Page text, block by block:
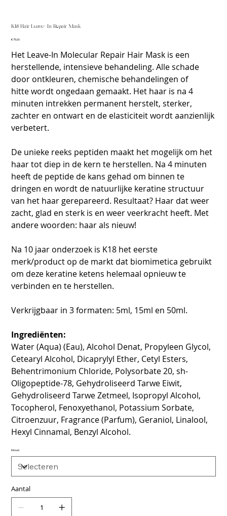
K18 Hair Leave- In Repair Mask
Prijs
€ 75,00
Het Leave-In Molecular Repair Hair Mask is een
herstellende, intensieve behandeling. Alle schade
door ontkleuren, chemische behandelingen of
hitte wordt ongedaan gemaakt. Het haar is na 4
minuten intrekken permanent herstelt, sterker,
zachter en ontwart en de elasticiteit wordt aanzienlijk
verbetert.
De unieke reeks peptiden maakt het mogelijk om het
haar tot diep in de kern te herstellen. Na 4 minuten
heeft de peptide de kans gehad om binnen te
dringen en wordt de natuurlijke keratine structuur
van het haar gerepareerd. Resultaat? Haar dat weer
zacht, glad en sterk is en weer veerkracht heeft. Met
andere woorden: haar als nieuw!
Na 10 jaar onderzoek is K18 het eerste
merk/product op de markt dat biomimetica gebruikt
om deze keratine ketens helemaal opnieuw te
verbinden en te herstellen.
Verkrijgbaar in 3 formaten: 5ml, 15ml en 50ml.
Ingrediënten:
Water (Aqua) (Eau), Alcohol Denat, Propyleen Glycol,
Cetearyl Alcohol, Dicaprylyl Ether, Cetyl Esters,
Behentrimonium Chloride, Polysorbate 20, sh-
Oligopeptide-78, Gehydroliseerd Tarwe Eiwit,
Gehydroliseerd Tarwe Zetmeel, Isopropyl Alcohol,
Tocopherol, Fenoxyethanol, Potassium Sorbate,
Citroenzuur, Fragrance (Parfum), Geraniol, Linalool,
Hexyl Cinnamal, Benzyl Alcohol.
Inhoud
Aantal